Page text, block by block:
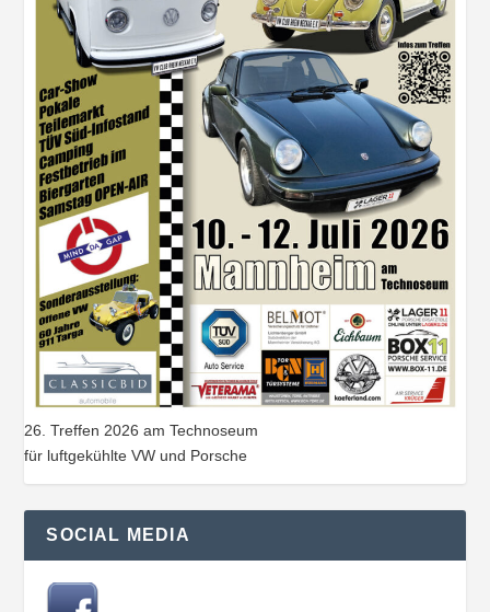
26. Treffen 2026 am Technoseum
für luftgekühlte VW und Porsche
SOCIAL MEDIA